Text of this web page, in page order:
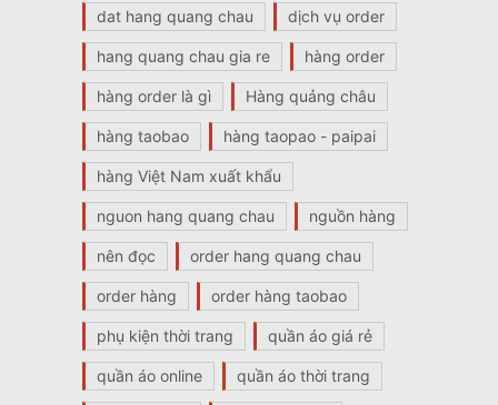
dat hang quang chau dịch vụ order
hang quang chau gia re hàng order
hàng order là gì Hàng quảng châu
hàng taobao hàng taopao - paipai
hàng Việt Nam xuất khẩu
nguon hang quang chau nguồn hàng
nên đọc order hang quang chau
order hàng order hàng taobao
phụ kiện thời trang quần áo giá rẻ
quần áo online quần áo thời trang